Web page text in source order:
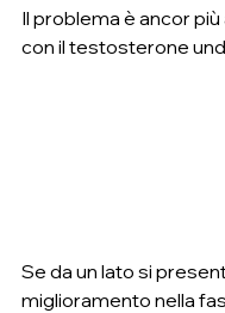
Il problema è ancor
con il testosterone
Se da un lato si
miglioramento nella